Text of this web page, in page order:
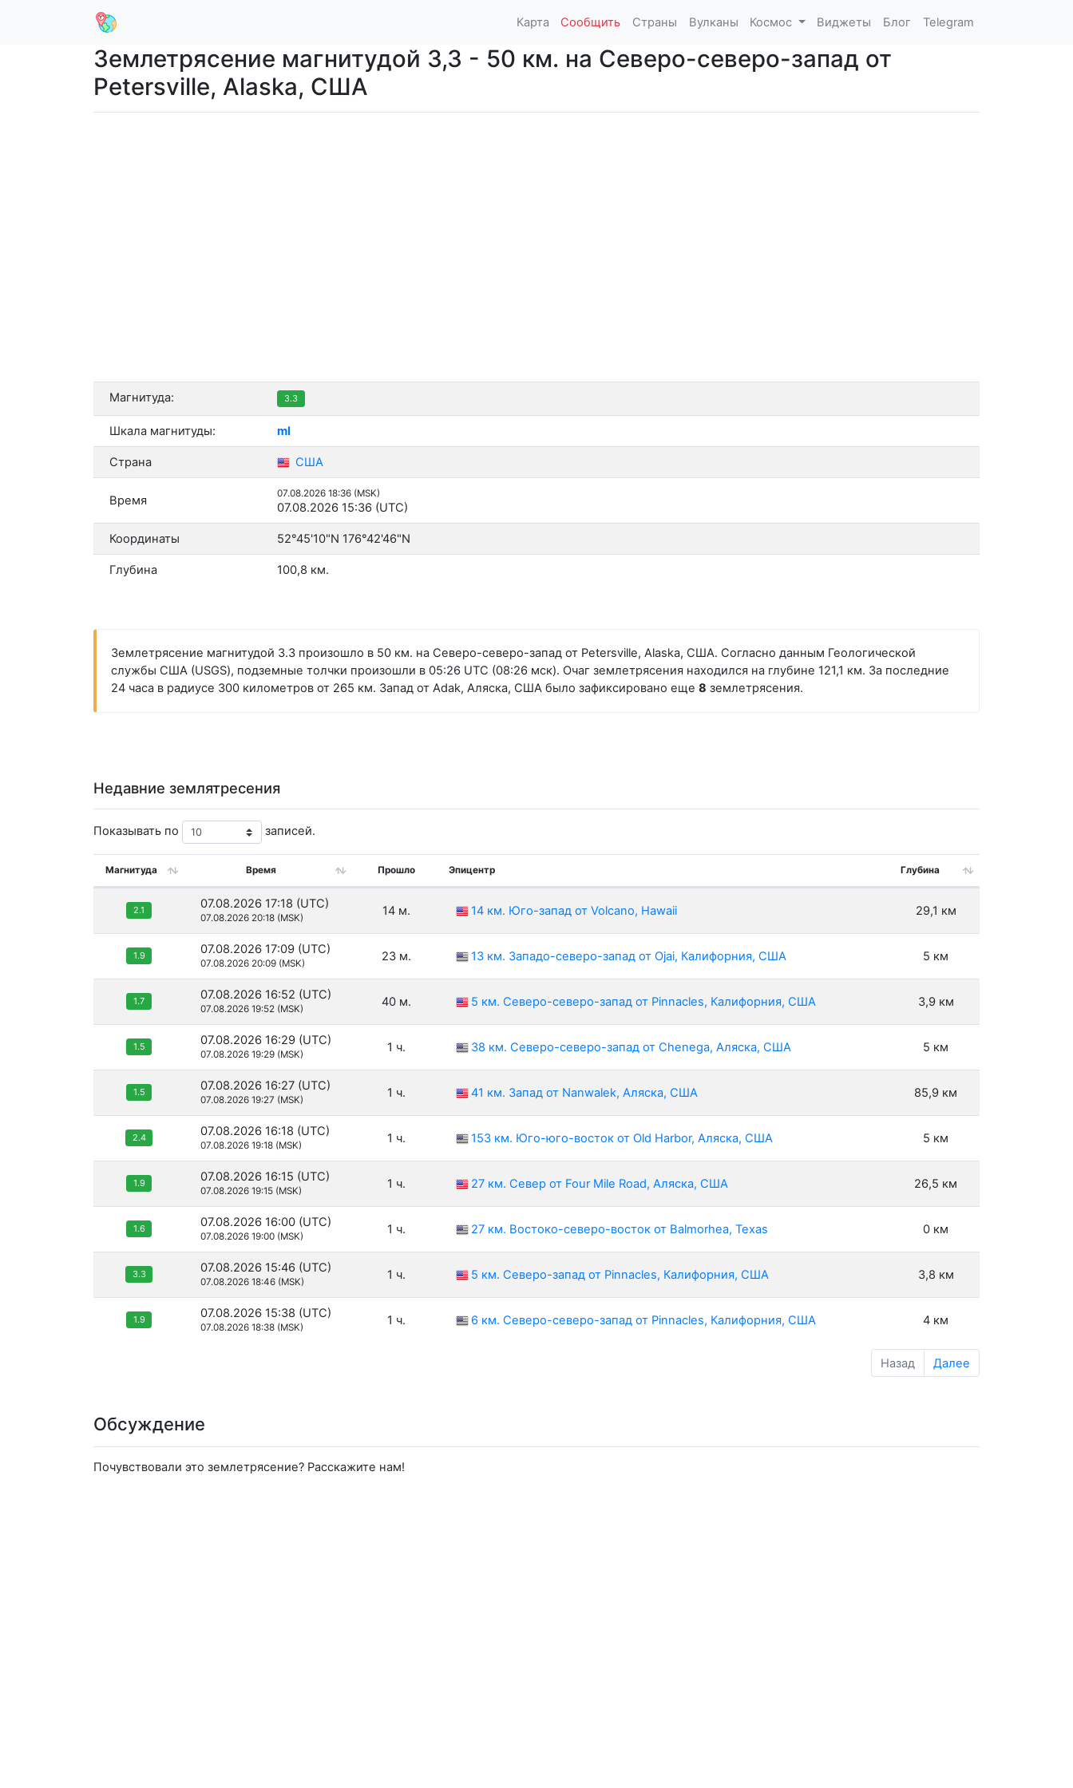
Карта Сообщить Страны Вулканы Космос Виджеты Блог Telegram
Землетрясение магнитудой 3,3 - 50 км. на Северо-северо-запад от
Petersville, Alaska, США
Магнитуда: 3.3
Шкала магнитуды: ml
Страна США
Время 07.08.2026 18:36 (MSK)
07.08.2026 15:36 (UTC)
Координаты 52°45'10"N 176°42'46"N
Глубина 100,8 км.
Землетрясение магнитудой 3.3 произошло в 50 км. на Северо-северо-запад от Petersville, Alaska, США. Согласно данным Геологической
службы США (USGS), подземные толчки произошли в 05:26 UTC (08:26 мск). Очаг землетрясения находился на глубине 121,1 км. За последние
24 часа в радиусе 300 километров от 265 км. Запад от Adak, Аляска, США было зафиксировано еще 8 землетрясения.
Недавние землятресения
Показывать по записей.
Магнитуда Время Прошло Эпицентр Глубина
2.1 07.08.2026 17:18 (UTC)
07.08.2026 20:18 (MSK) 14 м. 14 км. Юго-запад от Volcano, Hawaii 29,1 км
1.9 07.08.2026 17:09 (UTC)
07.08.2026 20:09 (MSK) 23 м. 13 км. Западо-северо-запад от Ojai, Калифорния, США 5 км
1.7 07.08.2026 16:52 (UTC)
07.08.2026 19:52 (MSK) 40 м. 5 км. Северо-северо-запад от Pinnacles, Калифорния, США 3,9 км
1.5 07.08.2026 16:29 (UTC)
07.08.2026 19:29 (MSK) 1 ч. 38 км. Северо-северо-запад от Chenega, Аляска, США 5 км
1.5 07.08.2026 16:27 (UTC)
07.08.2026 19:27 (MSK) 1 ч. 41 км. Запад от Nanwalek, Аляска, США 85,9 км
2.4 07.08.2026 16:18 (UTC)
07.08.2026 19:18 (MSK) 1 ч. 153 км. Юго-юго-восток от Old Harbor, Аляска, США 5 км
1.9 07.08.2026 16:15 (UTC)
07.08.2026 19:15 (MSK) 1 ч. 27 км. Север от Four Mile Road, Аляска, США 26,5 км
1.6 07.08.2026 16:00 (UTC)
07.08.2026 19:00 (MSK) 1 ч. 27 км. Востоко-северо-восток от Balmorhea, Texas 0 км
3.3 07.08.2026 15:46 (UTC)
07.08.2026 18:46 (MSK) 1 ч. 5 км. Северо-запад от Pinnacles, Калифорния, США 3,8 км
1.9 07.08.2026 15:38 (UTC)
07.08.2026 18:38 (MSK) 1 ч. 6 км. Северо-северо-запад от Pinnacles, Калифорния, США 4 км
Назад Далее
Обсуждение
Почувствовали это землетрясение? Расскажите нам!